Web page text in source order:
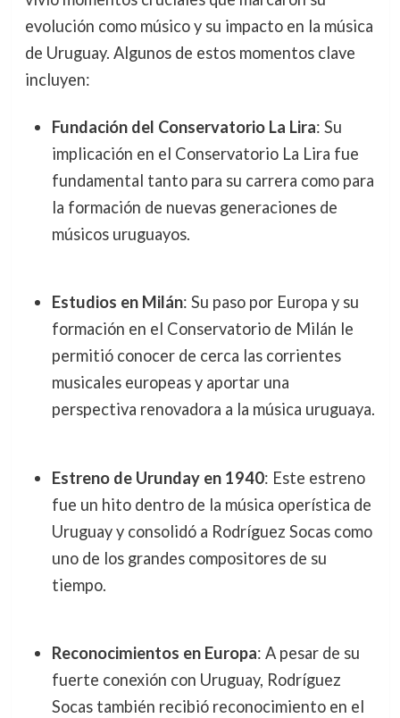
evolución como músico y su impacto en la música
de Uruguay. Algunos de estos momentos clave
incluyen:
Fundación del Conservatorio La Lira: Su
implicación en el Conservatorio La Lira fue
fundamental tanto para su carrera como para
la formación de nuevas generaciones de
músicos uruguayos.
Estudios en Milán: Su paso por Europa y su
formación en el Conservatorio de Milán le
permitió conocer de cerca las corrientes
musicales europeas y aportar una
perspectiva renovadora a la música uruguaya.
Estreno de Urunday en 1940: Este estreno
fue un hito dentro de la música operística de
Uruguay y consolidó a Rodríguez Socas como
uno de los grandes compositores de su
tiempo.
Reconocimientos en Europa: A pesar de su
fuerte conexión con Uruguay, Rodríguez
Socas también recibió reconocimiento en el